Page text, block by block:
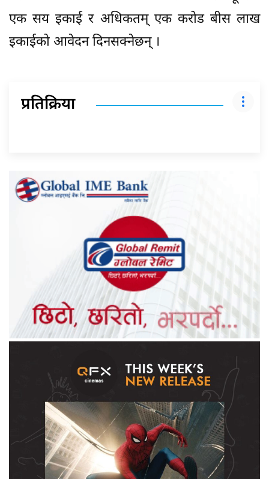
एक सय इकाई र अधिकतम् एक करोड बीस लाख
इकाईको आवेदन दिनसक्नेछन् ।
प्रतिक्रिया